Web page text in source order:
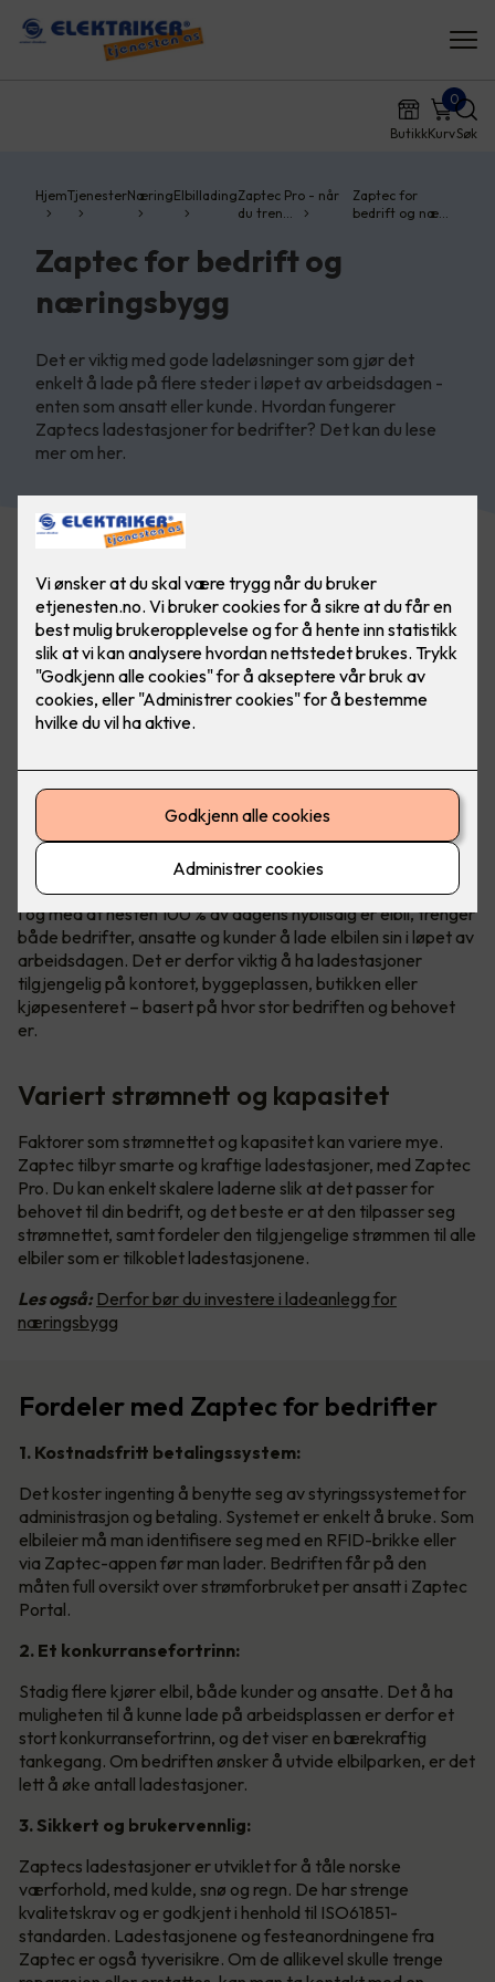
ButikkKurv
0
Søk
HjemTjenesterNæringElbilladingZaptec Pro - når
du tren…
Zaptec for
bedrift og næ…
Zaptec for bedrift og
næringsbygg
Det er viktig med gode ladeløsninger som gjør det
enkelt å lade på flere steder i løpet av arbeidsdagen -
enten som ansatt eller kunde. Hvordan fungerer
Zaptecs ladestasjoner for bedrifter? Det kan du lese
mer om her.
Med Zaptec Pro kan du enkelt oppskalere antall
ladestasjoner om behovet øker. Tilgjengelighet for
ansatte og kunder blir bare viktigere. Foto: Marthe Thu
I og med at nesten 100 % av dagens nybilsalg er elbil, trenger
både bedrifter, ansatte og kunder å lade elbilen sin i løpet av
arbeidsdagen. Det er derfor viktig å ha ladestasjoner
tilgjengelig på kontoret, byggeplassen, butikken eller
kjøpesenteret – basert på hvor stor bedriften og behovet
er.
Variert strømnett og kapasitet
Faktorer som strømnettet og kapasitet kan variere mye.
Zaptec tilbyr smarte og kraftige ladestasjoner, med Zaptec
Pro. Du kan enkelt skalere laderne slik at det passer for
behovet til din bedrift, og det beste er at den tilpasser seg
strømnettet, samt fordeler den tilgjengelige strømmen til alle
elbiler som er tilkoblet ladestasjonene.
Les også: Derfor bør du investere i ladeanlegg for
næringsbygg
Fordeler med Zaptec for bedrifter
1. Kostnadsfritt betalingssystem:
Det koster ingenting å benytte seg av styringssystemet for
administrasjon og betaling. Systemet er enkelt å bruke. Som
elbileier må man identifisere seg med en RFID-brikke eller
via Zaptec-appen før man lader. Bedriften får på den
måten full oversikt over strømforbruket per ansatt i Zaptec
Portal.
2. Et konkurransefortrinn:
Stadig flere kjører elbil, både kunder og ansatte. Det å ha
muligheten til å kunne lade på arbeidsplassen er derfor et
stort konkurransefortrinn, og det viser en bærekraftig
tankegang. Om bedriften ønsker å utvide elbilparken, er det
lett å øke antall ladestasjoner.
3. Sikkert og brukervennlig:
Zaptecs ladestasjoner er utviklet for å tåle norske
værforhold, med kulde, snø og regn. De har strenge
kvalitetskrav og er godkjent i henhold til ISO61851-
standarden. Ladestasjonene og festeanordningene fra
Zaptec er også tyverisikre. Om de allikevel skulle trenge